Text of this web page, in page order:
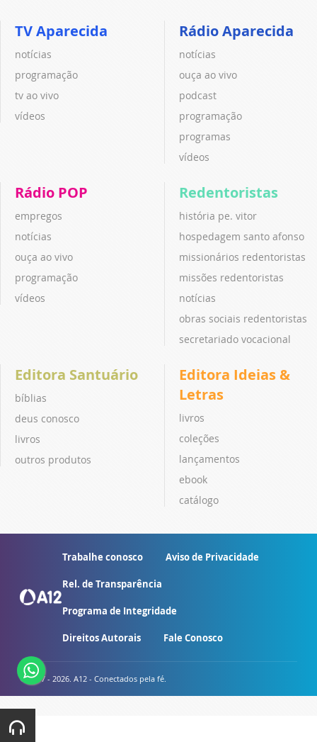
TV Aparecida
notícias
programação
tv ao vivo
vídeos
Rádio Aparecida
notícias
ouça ao vivo
podcast
programação
programas
vídeos
Rádio POP
empregos
notícias
ouça ao vivo
programação
vídeos
Redentoristas
história pe. vitor
hospedagem santo afonso
missionários redentoristas
missões redentoristas
notícias
obras sociais redentoristas
secretariado vocacional
Editora Santuário
bíblias
deus conosco
livros
outros produtos
Editora Ideias &
Letras
livros
coleções
lançamentos
ebook
catálogo
Trabalhe conosco Aviso de Privacidade
Rel. de Transparência
Programa de Integridade
Direitos Autorais Fale Conosco
© 2007 - 2026. A12 - Conectados pela fé.